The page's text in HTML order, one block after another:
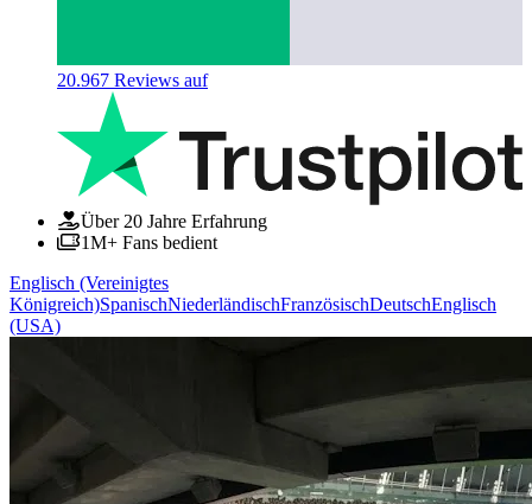
20.967 Reviews auf
Über 20 Jahre Erfahrung
1M+ Fans bedient
Englisch (Vereinigtes
Königreich)SpanischNiederländischFranzösischDeutschEnglisch
(USA)